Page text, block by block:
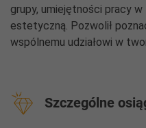
grupy, umiejętności pracy
estetyczną. Pozwolił
wspólnemu udziałowi w
Szczególne